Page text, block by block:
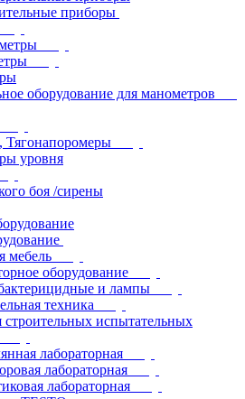
приборы
оборудование для манометров
уровня
боя /сирены
мебель
оборудование
и лампы
техника
испытательных
лабораторная
лабораторная
лабораторная